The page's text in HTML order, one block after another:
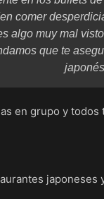
comer
algo muy mal
que te
en grupo y